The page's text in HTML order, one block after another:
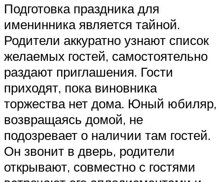
Подготовка праздника для
именинника является тайной.
Родители аккуратно узнают список
желаемых гостей, самостоятельно
раздают приглашения. Гости
приходят, пока виновника
торжества нет дома. Юный юбиляр,
возвращаясь домой, не
подозревает о наличии там гостей.
Он звонит в дверь, родители
открывают, совместно с гостями